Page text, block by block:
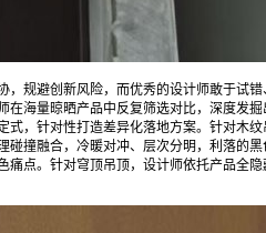
，规避创新风险，而优秀的设计师敢于试
在海量晾晒产品中反复筛选对比，深度发
，针对性打造差异化落地方案。针对木
碰撞融合，冷暖对冲、层次分明，利落的
痛点。针对穹顶吊顶，设计师依托产品全